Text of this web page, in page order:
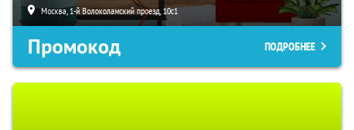
Москва, 1-й Волоколамский проезд, 10с1
Промокод ПОДРОБНЕЕ